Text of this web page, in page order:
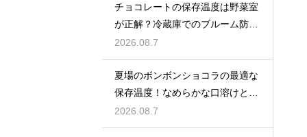
チョコレートの保存温度は野菜室
が正解？冷蔵庫でのブルーム防止
策
2026.08.7
夏場のボンボンショコラの最適な
保存温度！なめらかな口溶けと美
しいツヤを保つための管理方法
2026.08.7